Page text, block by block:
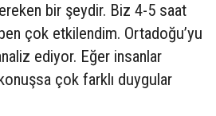
bir şeydir. Biz 4-5 saat
çok etkilendim. Ortadoğu’yu
ediyor. Eğer insanlar
çok farklı duygular